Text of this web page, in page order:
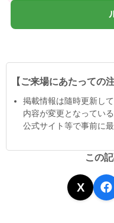
【ご来場にあたっての
掲載情報は隨時更新し
内容が変更となってい
公式サイト等で事前に
この
X